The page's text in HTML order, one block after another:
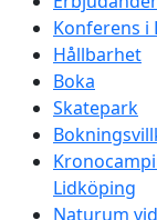
Konferens i
Hållbarhet
Boka
Skatepark
Lidköping
Naturum